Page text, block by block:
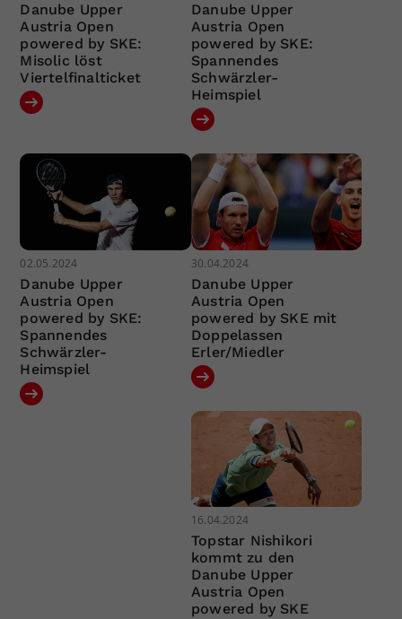
Danube Upper
Austria Open
powered by SKE:
Misolic löst
Viertelfinalticket
Danube Upper
Austria Open
powered by SKE:
Spannendes
Schwärzler-
Heimspiel
02.05.2024
Danube Upper
Austria Open
powered by SKE:
Spannendes
Schwärzler-
Heimspiel
30.04.2024
Danube Upper
Austria Open
powered by SKE mit
Doppelassen
Erler/Miedler
16.04.2024
Topstar Nishikori
kommt zu den
Danube Upper
Austria Open
powered by SKE